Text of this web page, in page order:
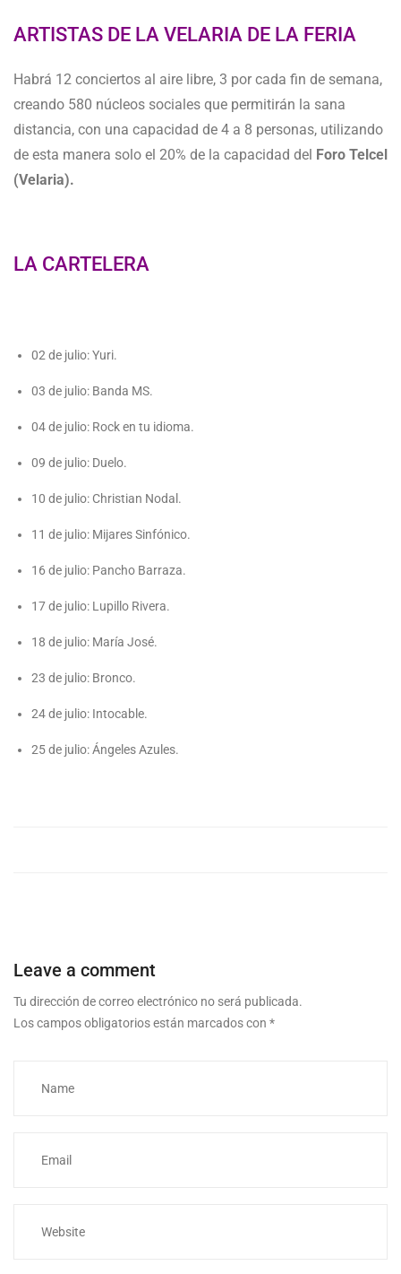
ARTISTAS DE LA VELARIA DE LA FERIA
Habrá 12 conciertos al aire libre, 3 por cada fin de semana,
creando 580 núcleos sociales que permitirán la sana
distancia, con una capacidad de 4 a 8 personas, utilizando
de esta manera solo el 20% de la capacidad del Foro Telcel
(Velaria).
LA CARTELERA
02 de julio: Yuri.
03 de julio: Banda MS.
04 de julio: Rock en tu idioma.
09 de julio: Duelo.
10 de julio: Christian Nodal.
11 de julio: Mijares Sinfónico.
16 de julio: Pancho Barraza.
17 de julio: Lupillo Rivera.
18 de julio: María José.
23 de julio: Bronco.
24 de julio: Intocable.
25 de julio: Ángeles Azules.
Leave a comment
Tu dirección de correo electrónico no será publicada.
Los campos obligatorios están marcados con *